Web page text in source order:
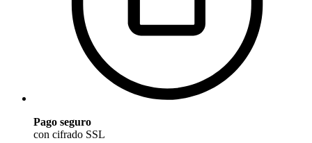
Pago seguro
con cifrado SSL